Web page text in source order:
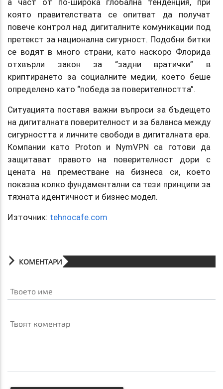
която правителствата се опитват да получат
повече контрол над дигиталните комуникации под
претекст за национална сигурност. Подобни битки
се водят в много страни, като наскоро Флорида
отхвърли закон за “задни вратички” в
криптирането за социалните медии, което беше
определено като “победа за поверителността”.
Ситуацията поставя важни въпроси за бъдещето
на дигиталната поверителност и за баланса между
сигурността и личните свободи в дигиталната ера.
Компании като Proton и NymVPN са готови да
защитават правото на поверителност дори с
цената на преместване на бизнеса си, което
показва колко фундаментални са тези принципи за
тяхната идентичност и бизнес модел.
Източник: tehnocafe.com
КОМЕНТАРИ
Твоето име
Твоят коментар